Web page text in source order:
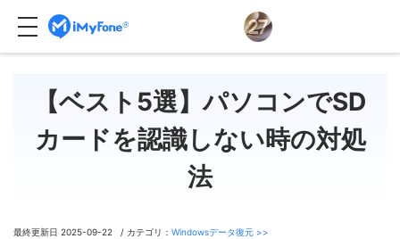
【ベスト5選】パソコンでSD
カードを認識しない時の対処
法
最終更新日 2025-09-22 / カテゴリ： Windowsデータ復元 >>